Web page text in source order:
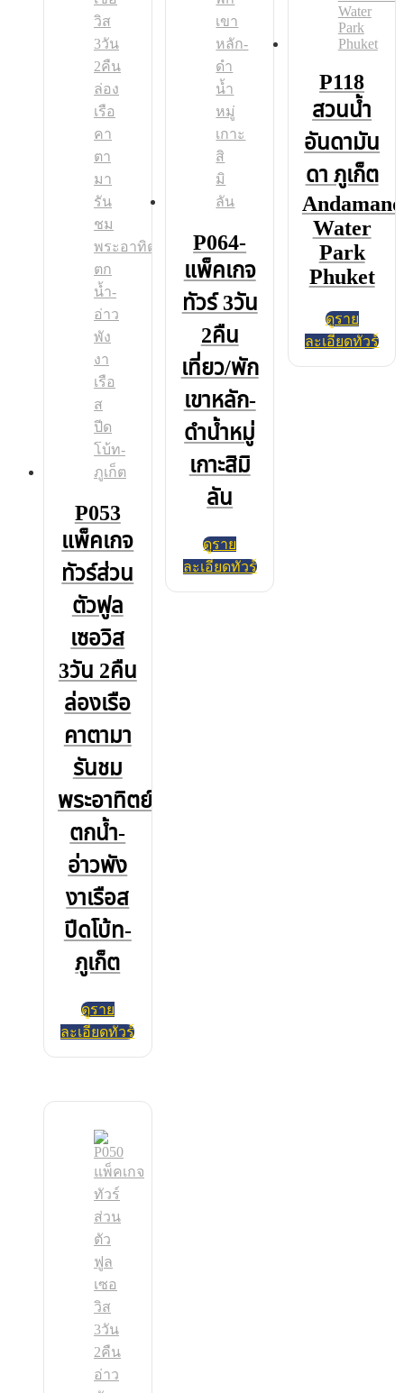
P053
แพ็คเกจ
ทัวร์ส่วน
ตัวฟูล
เซอวิส
3วัน 2คืน
ล่องเรือ
คาตามา
รันชม
พระอาทิตย์
ตกน้ำ-
อ่าวพัง
งาเรือส
ปีดโบ้ท-
ภูเก็ต
ดูราย
ละเอียดทัวร์
P064-
แพ็คเกจ
ทัวร์ 3วัน
2คืน
เที่ยว/พัก
เขาหลัก-
ดำน้ำหมู่
เกาะสิมิ
ลัน
ดูราย
ละเอียดทัวร์
P118
สวนน้ำ
อันดามัน
ดา ภูเก็ต
Water
Park
Phuket
ดูราย
ละเอียดทัวร์